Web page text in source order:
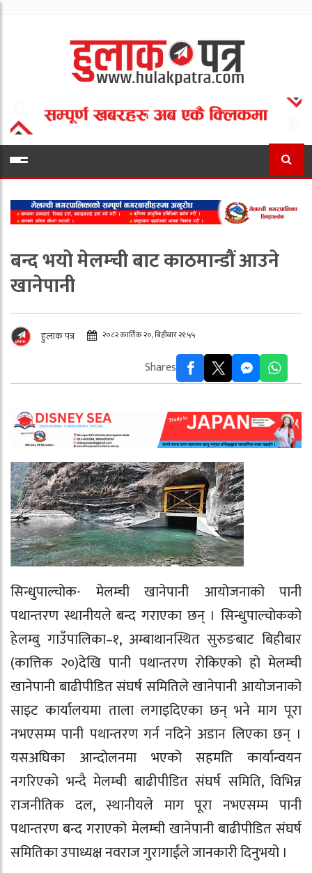
बन्द भयो मेलम्ची बाट काठमान्डौं आउने
खानेपानी
हुलाक पत्र २०८२ कार्तिक २०, बिहीबार २१:५५
Shares
सिन्धुपाल्चोक- मेलम्ची खानेपानी आयोजनाको पानी
पथान्तरण स्थानीयले बन्द गराएका छन् । सिन्धुपाल्चोकको
हेलम्बु गाउँपालिका–१, अम्बाथानस्थित सुरुङबाट बिहीबार
(कात्तिक २०)देखि पानी पथान्तरण रोकिएको हो मेलम्ची
खानेपानी बाढीपीडित संघर्ष समितिले खानेपानी आयोजनाको
साइट कार्यालयमा ताला लगाइदिएका छन् भने माग पूरा
नभएसम्म पानी पथान्तरण गर्न नदिने अडान लिएका छन् ।
यसअघिका आन्दोलनमा भएको सहमति कार्यान्वयन
नगरिएको भन्दै मेलम्ची बाढीपीडित संघर्ष समिति, विभिन्न
राजनीतिक दल, स्थानीयले माग पूरा नभएसम्म पानी
पथान्तरण बन्द गराएको मेलम्ची खानेपानी बाढीपीडित संघर्ष
समितिका उपाध्यक्ष नवराज गुरागाईंले जानकारी दिनुभयो ।